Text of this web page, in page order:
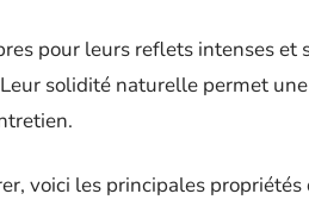
pour leurs reflets intenses et
solidité naturelle permet
voici les principales propriétés